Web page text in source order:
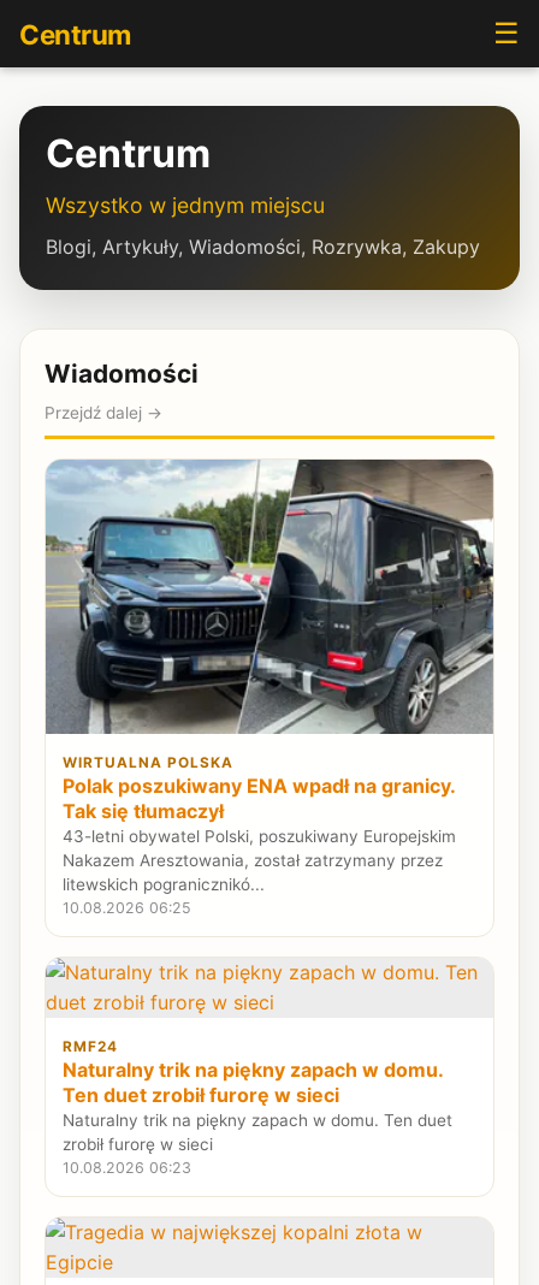
Centrum ☰
Centrum
Wszystko w jednym miejscu
Blogi, Artykuły, Wiadomości, Rozrywka, Zakupy
Wiadomości
Przejdź dalej →
WIRTUALNA POLSKA
Polak poszukiwany ENA wpadł na granicy.
Tak się tłumaczył
43-letni obywatel Polski, poszukiwany Europejskim
Nakazem Aresztowania, został zatrzymany przez
litewskich pogranicznikó...
10.08.2026 06:25
RMF24
Naturalny trik na piękny zapach w domu.
Ten duet zrobił furorę w sieci
Naturalny trik na piękny zapach w domu. Ten duet
zrobił furorę w sieci
10.08.2026 06:23